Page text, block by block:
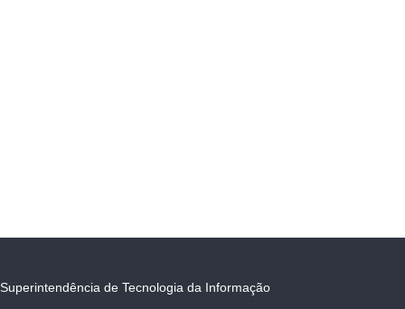
Superintendência de Tecnologia da Informação